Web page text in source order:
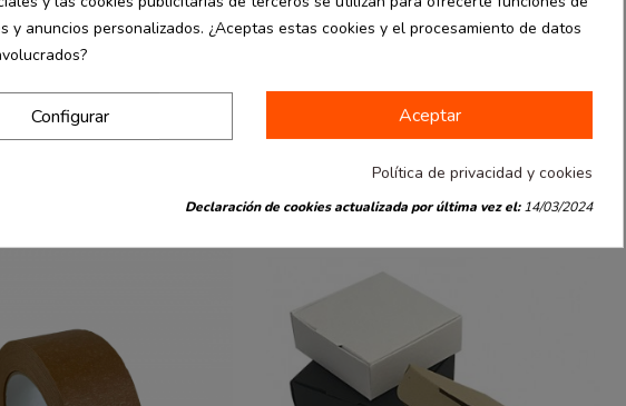
premium
10 uds
6.03 €
han comprado:
y anuncios personalizados. ¿Aceptas estas cookies y el procesamiento de datos
Aceptar
Configurar
Política de privacidad y cookies
Declaración de cookies actualizada por última vez el:14/03/2024